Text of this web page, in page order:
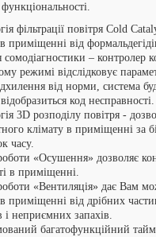
фільтрації повітря Cold
приміщенні від
сомодіагностики – контролер
режимі відслідковує
від норми, система
код несправності.
3D розподілу повітря -
клімату в приміщенні за
часу.
«Осушення» дозволяє
в приміщенні.
«Вентиляція» дає Вам
в приміщенні від дрібних
і неприємних запахів.
багатофункційний